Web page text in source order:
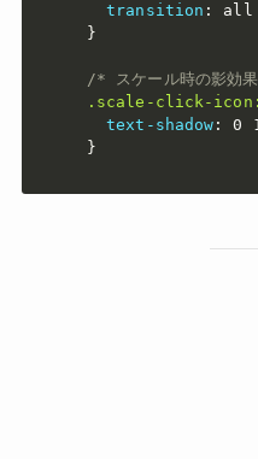
transition : all
}
/* スケール時の影効
.scale-click-
text-shadow : 0
}